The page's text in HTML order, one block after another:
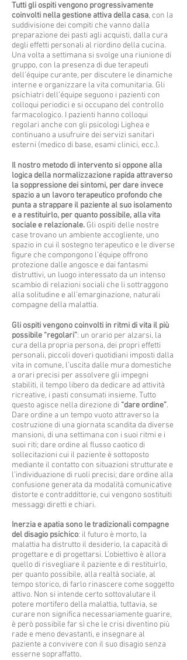
Tutti gli ospiti vengono progressivamente
coinvolti nella gestione attiva della casa, con la
suddivisione dei compiti che vanno dalla
preparazione dei pasti agli acquisti, dalla cura
degli effetti personali al riordino della cucina.
Una volta a settimana si svolge una riunione di
gruppo, con la presenza di due terapeuti
dell’équipe curante, per discutere le dinamiche
interne e organizzare la vita comunitaria. Gli
psichiatri dell’équipe seguono i pazienti con
colloqui periodici e si occupano del controllo
farmacologico. I pazienti hanno colloqui
regolari anche con gli psicologi Lighea e
continuano a usufruire dei servizi sanitari
esterni (medico di base, esami clinici, ecc.).
Il nostro metodo di intervento si oppone alla
logica della normalizzazione rapida attraverso
la soppressione dei sintomi, per dare invece
spazio a un lavoro terapeutico profondo che
punta a strappare il paziente al suo isolamento
e a restituirlo, per quanto possibile, alla vita
sociale e relazionale. Gli ospiti delle nostre
case trovano un ambiente accogliente, uno
spazio in cui il sostegno terapeutico e le diverse
figure che compongono l’équipe offrono
protezione dalle angosce e dai fantasmi
distruttivi, un luogo interessato da un intenso
scambio di relazioni sociali che li sottraggono
alla solitudine e all’emarginazione, naturali
compagne della malattia.
Gli ospiti vengono coinvolti in ritmi di vita il più
possibile “regolari”: un orario per alzarsi, la
cura della propria persona, dei propri effetti
personali, piccoli doveri quotidiani imposti dalla
vita in comune, l’uscita dalle mura domestiche
a orari precisi per assolvere gli impegni
stabiliti, il tempo libero da dedicare ad attività
ricreative, i pasti consumati insieme. Tutto
questo agisce nella direzione di “dare ordine”.
Dare ordine a un tempo vuoto attraverso la
costruzione di una giornata scandita da diverse
mansioni, di una settimana con i suoi ritmi e i
suoi riti; dare ordine al flusso caotico di
sollecitazioni cui il paziente è sottoposto
mediante il contatto con situazioni strutturate e
l’individuazione di ruoli precisi; dare ordine alla
confusione generata da modalità comunicative
distorte e contraddittorie, cui vengono sostituiti
messaggi diretti e chiari.
Inerzia e apatia sono le tradizionali compagne
del disagio psichico: il futuro è morto, la
malattia ha distrutto il desiderio, la capacità di
progettare e di progettarsi. L’obiettivo è allora
quello di risvegliare il paziente e di restituirlo,
per quanto possibile, alla realtà sociale, al
tempo storico, di farlo rinascere come soggetto
attivo. Non si intende certo sottovalutare il
potere mortifero della malattia, tuttavia, se
curare non significa necessariamente guarire,
è però possibile far sì che le crisi diventino più
rade e meno devastanti, e insegnare al
paziente a convivere con il suo disagio senza
esserne sopraffatto.